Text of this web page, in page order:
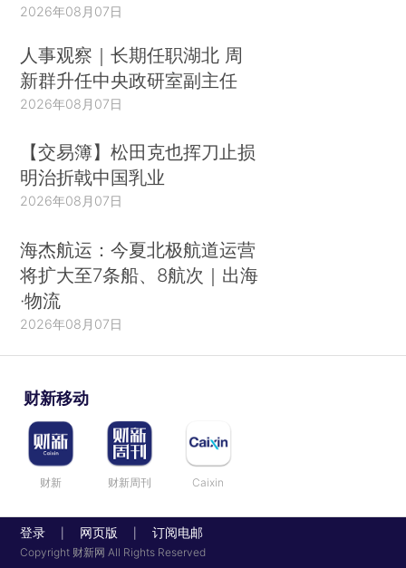
2026年08月07日
人事观察｜长期任职湖北 周
新群升任中央政研室副主任
2026年08月07日
【交易簿】松田克也挥刀止损
明治折戟中国乳业
2026年08月07日
海杰航运：今夏北极航道运营
将扩大至7条船、8航次｜出海
·物流
2026年08月07日
财新移动
财新 财新周刊 Caixin
登录 网页版 订阅电邮
Copyright 财新网 All Rights Reserved